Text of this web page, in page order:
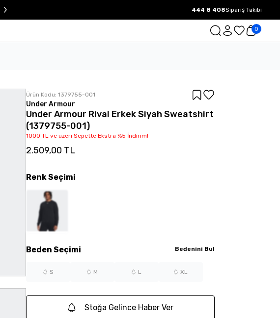
1000 TL ve üzeri Ücretsiz Kargo.
444 8 408Sipariş Takibi
0
Ürün Kodu: 1379755-001
Under Armour
Under Armour Rival Erkek Siyah Sweatshirt
(1379755-001)
1000 TL ve üzeri Sepette Ekstra %5 İndirim!
2.509,00 TL
Beden Seçimi Bedenini Bul
S M L XL
RenkSeçimi
Stoğa Gelince Haber Ver